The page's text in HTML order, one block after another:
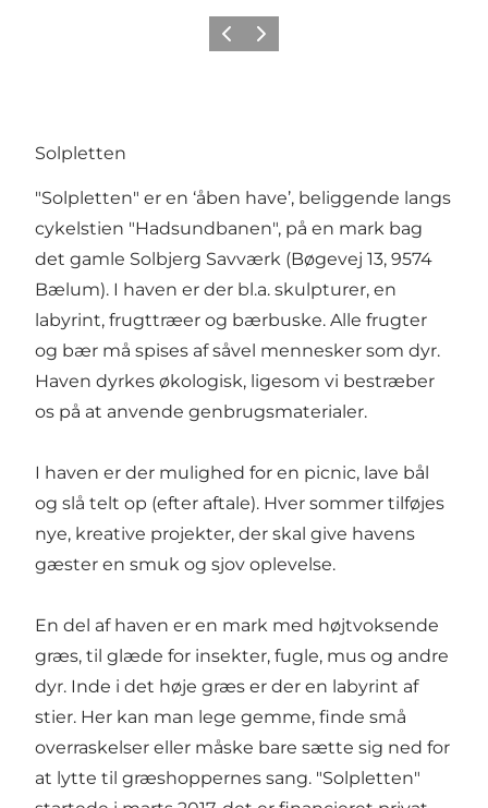
ForrigeNeste
Solpletten
"Solpletten" er en ‘åben have’, beliggende langs
cykelstien "Hadsundbanen", på en mark bag
det gamle Solbjerg Savværk (Bøgevej 13, 9574
Bælum). I haven er der bl.a. skulpturer, en
labyrint, frugttræer og bærbuske. Alle frugter
og bær må spises af såvel mennesker som dyr.
Haven dyrkes økologisk, ligesom vi bestræber
os på at anvende genbrugsmaterialer.
I haven er der mulighed for en picnic, lave bål
og slå telt op (efter aftale). Hver sommer tilføjes
nye, kreative projekter, der skal give havens
gæster en smuk og sjov oplevelse.
En del af haven er en mark med højtvoksende
græs, til glæde for insekter, fugle, mus og andre
dyr. Inde i det høje græs er der en labyrint af
stier. Her kan man lege gemme, finde små
overraskelser eller måske bare sætte sig ned for
at lytte til græshoppernes sang. "Solpletten"